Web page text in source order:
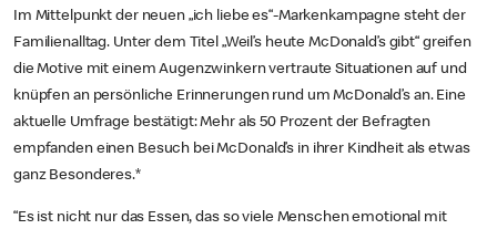
Im Mittelpunkt der neuen „ich liebe es“-Markenkampagne steht der
Familienalltag. Unter dem Titel „Weil’s heute McDonald’s gibt“ greifen
die Motive mit einem Augenzwinkern vertraute Situationen auf und
knüpfen an persönliche Erinnerungen rund um McDonald’s an. Eine
aktuelle Umfrage bestätigt: Mehr als 50 Prozent der Befragten
empfanden einen Besuch bei McDonald’s in ihrer Kindheit als etwas
ganz Besonderes.*
“Es ist nicht nur das Essen, das so viele Menschen emotional mit